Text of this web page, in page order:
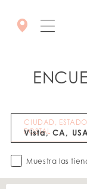
CIUDAD,
POSTAL
Muestra las